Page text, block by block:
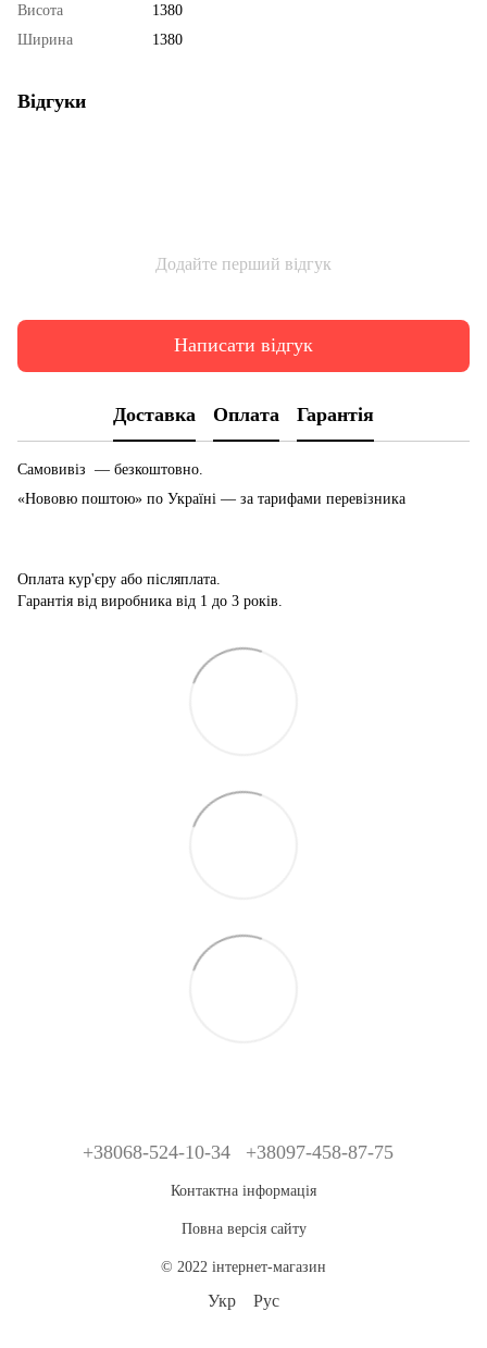
Висота
1380
Ширина
1380
Відгуки
Додайте перший відгук
Написати відгук
Доставка Оплата Гарантія
Самовивіз — безкоштовно.
«Нововю поштою» по Україні — за тарифами перевізника
Оплата кур'єру або післяплата.
Гарантія від виробника від 1 до 3 років.
+38068-524-10-34 +38097-458-87-75
Контактна інформація
Повна версія сайту
© 2022 інтернет-магазин
Укр Рус